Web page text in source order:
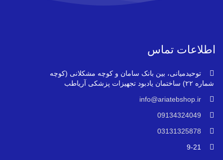
اطلاعات تماس
توحیدمیانی، بین بانک سامان و کوچه مشکلانی (کوچه
شماره ۲۲) ساختمان یادبود تجهیزات پزشکی آریاطب
info@ariatebshop.ir
09134324049
03131325878
9-21